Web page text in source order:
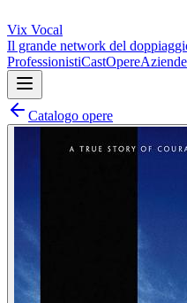
Vix Vocal
Il grande network del
ProfessionistiCastOpereAziende
Catalogo opere